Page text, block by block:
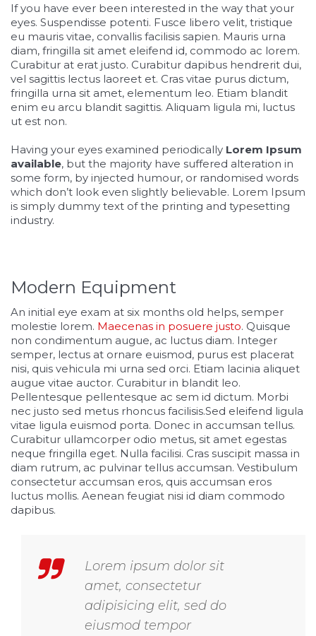
If you have ever been interested in the way that your
eyes. Suspendisse potenti. Fusce libero velit, tristique
eu mauris vitae, convallis facilisis sapien. Mauris urna
diam, fringilla sit amet eleifend id, commodo ac lorem.
Curabitur at erat justo. Curabitur dapibus hendrerit dui,
vel sagittis lectus laoreet et. Cras vitae purus dictum,
fringilla urna sit amet, elementum leo. Etiam blandit
enim eu arcu blandit sagittis. Aliquam ligula mi, luctus
ut est non.
Having your eyes examined periodically Lorem Ipsum
available, but the majority have suffered alteration in
some form, by injected humour, or randomised words
which don’t look even slightly believable. Lorem Ipsum
is simply dummy text of the printing and typesetting
industry.
Modern Equipment
An initial eye exam at six months old helps, semper
molestie lorem. Maecenas in posuere justo. Quisque
non condimentum augue, ac luctus diam. Integer
semper, lectus at ornare euismod, purus est placerat
nisi, quis vehicula mi urna sed orci. Etiam lacinia aliquet
augue vitae auctor. Curabitur in blandit leo.
Pellentesque pellentesque ac sem id dictum. Morbi
nec justo sed metus rhoncus facilisis.Sed eleifend ligula
vitae ligula euismod porta. Donec in accumsan tellus.
Curabitur ullamcorper odio metus, sit amet egestas
neque fringilla eget. Nulla facilisi. Cras suscipit massa in
diam rutrum, ac pulvinar tellus accumsan. Vestibulum
consectetur accumsan eros, quis accumsan eros
luctus mollis. Aenean feugiat nisi id diam commodo
dapibus.
Lorem ipsum dolor sit
amet, consectetur
adipisicing elit, sed do
eiusmod tempor